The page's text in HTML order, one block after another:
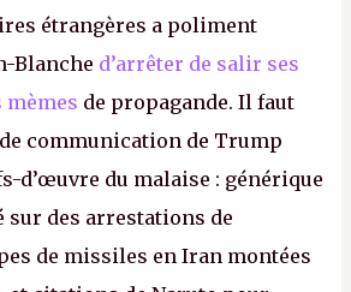
étrangères a poliment
Blanche d’arrêter de salir ses
mèmes de propagande. Il faut
communication de Trump
d’œuvre du malaise : générique
sur des arrestations de
de missiles en Iran montées